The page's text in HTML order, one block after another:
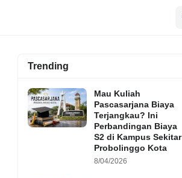
Trending
Mau Kuliah
Pascasarjana Biaya
Terjangkau? Ini
Perbandingan Biaya
S2 di Kampus Sekitar
Probolinggo Kota
8/04/2026